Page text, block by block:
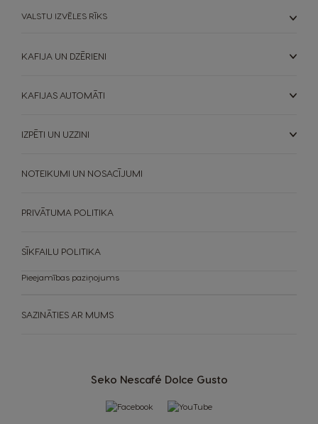
VALSTU IZVĒLES RĪKS
KAFIJA UN DZĒRIENI
KAFIJAS AUTOMĀTI
IZPĒTI UN UZZINI
Seko Nescafé Dolce Gusto
SAZINĀTIES AR MUMS
NOTEIKUMI UN NOSACĪJUMI
PRIVĀTUMA POLITIKA
SĪKFAILU POLITIKA
Pieejamības paziņojums